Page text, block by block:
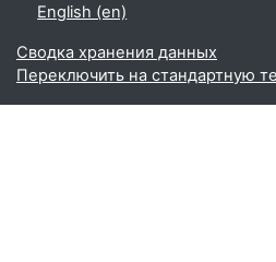
English ‎(en)‎
Сводка хранения данных
Переключить на стандартную